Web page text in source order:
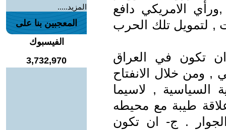
الامريكي دافع
, لتمويل تلك الحرب
تكون في العراق
خلال الانفتاح
السياسية , لاسيما
طيبة مع محيطه
. ج- ان تكون
المزيد.....
المعجبين بنا على
الفيسبوك
3,732,970